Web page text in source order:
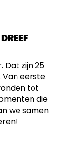
Dat zijn 25
Van eerste
tot
die
we samen